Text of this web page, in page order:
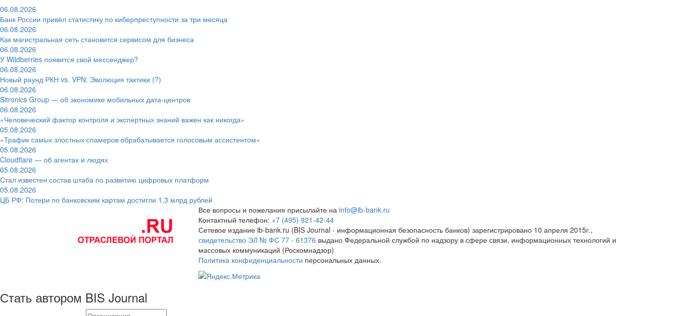
06.08.2026
Банк России привёл статистику по киберпреступности за три месяца
06.08.2026
Как магистральная сеть становится сервисом для бизнеса
06.08.2026
У Wildberries появится свой мессенджер?
06.08.2026
Новый раунд РКН vs. VPN: Эволюция тактики (?)
06.08.2026
Sitronics Group — об экономике мобильных дата-центров
06.08.2026
«Человеческий фактор контроля и экспертных знаний важен как никогда»
05.08.2026
«Трафик самых злостных спамеров обрабатывается голосовым ассистентом»
05.08.2026
Cloudflare — об агентах и людях
05.08.2026
Стал известен состав штаба по развитию цифровых платформ
05.08.2026
ЦБ РФ: Потери по банковским картам достигли 1,3 млрд рублей
Все вопросы и пожелания присылайте на info@ib-bank.ru
Контактный телефон: +7 (495) 921-42-44
Сетевое издание ib-bank.ru (BIS Journal - информационная безопасность банков) зарегистрировано 10 апреля 2015г.,
свидетельство ЭЛ № ФС 77 - 61376 выдано Федеральной службой по надзору в сфере связи, информационных технологий и
массовых коммуникаций (Роскомнадзор)
Политика конфиденциальности персональных данных.
Стать автором BIS Journal